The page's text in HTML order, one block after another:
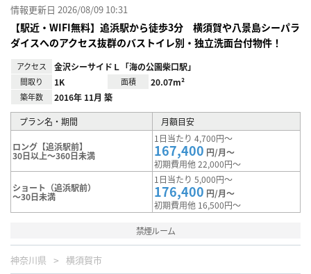
情報更新日 2026/08/09 10:31
【駅近・WIFI無料】追浜駅から徒歩3分 横須賀や八景島シーパラ
ダイスへのアクセス抜群のバストイレ別・独立洗面台付物件！
アクセス 金沢シーサイドＬ「海の公園柴口駅」
間取り 1K 面積 20.07m²
築年数 2016年 11月 築
プラン名・期間 月額目安
ロング【追浜駅前】
30日以上～360日未満
1日当たり 4,700円～
167,400 円/月～
初期費用他 22,000円～
ショート（追浜駅前）
～30日未満
1日当たり 5,000円～
176,400 円/月～
初期費用他 16,500円～
禁煙ルーム
神奈川県 横須賀市